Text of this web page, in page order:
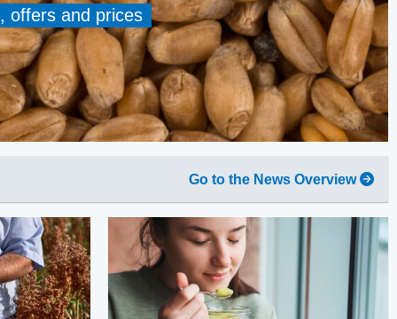
offers and prices
Go to the News Overview